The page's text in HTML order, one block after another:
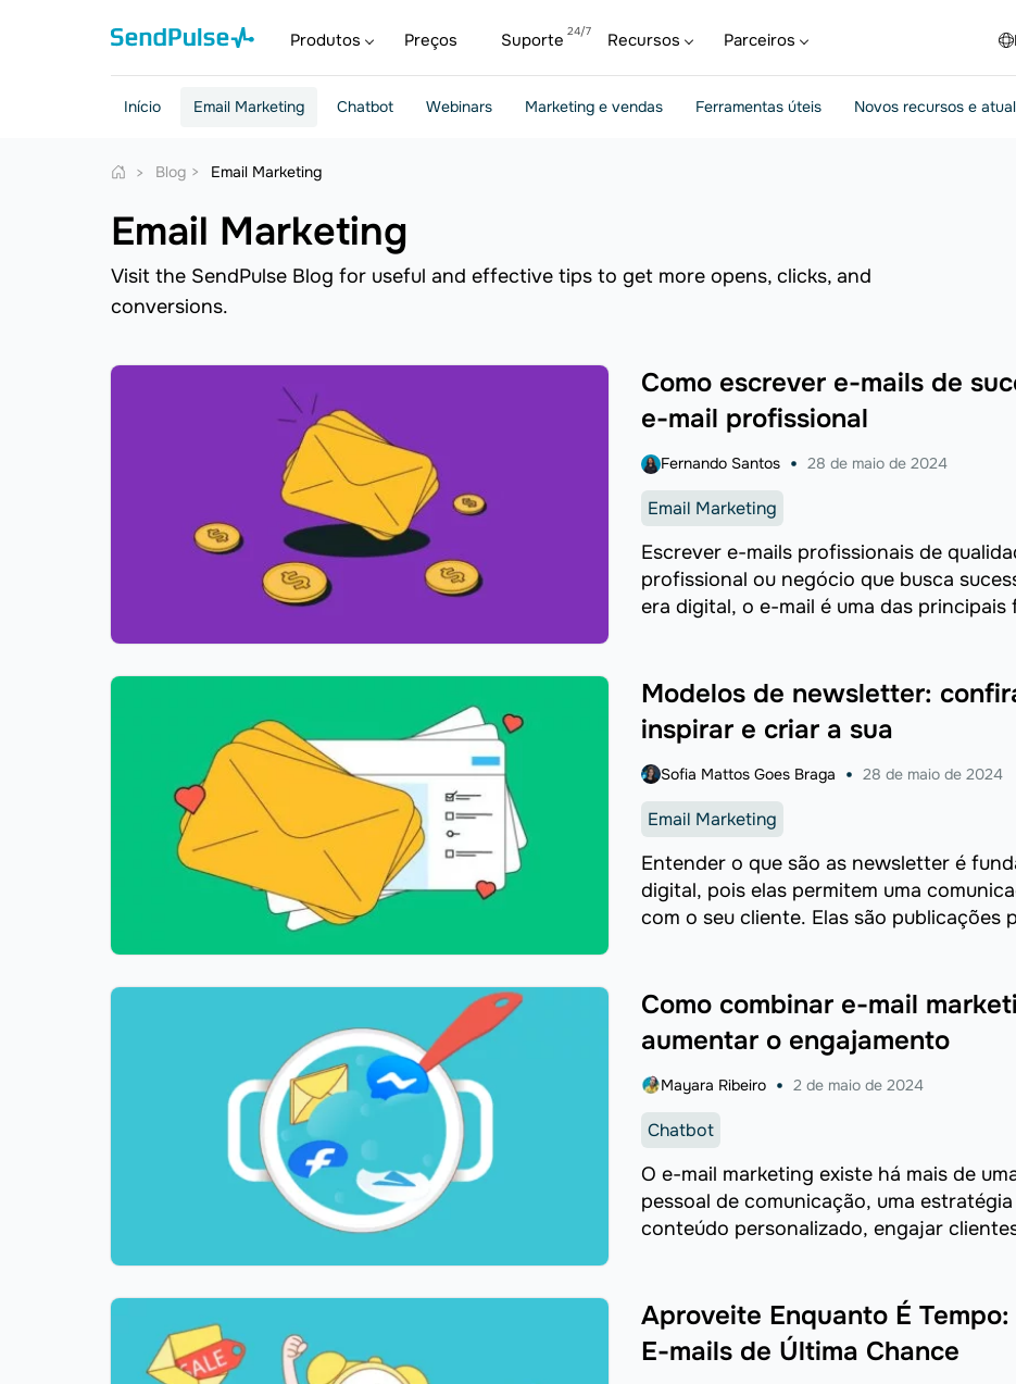
Produtos Preços Suporte Recursos Parceiros
Início Email Marketing Chatbot Webinars Marketing e vendas Ferramentas úteis Novos recursos e
Blog Email Marketing
Email Marketing
Visit the SendPulse Blog for useful and effective tips to get more opens, clicks, and
conversions.
Como escrever e-mails de
e-mail profissional
Fernando Santos 28 de maio de 2024
Email Marketing
Escrever e-mails profissionais de
profissional ou negócio que busca
era digital, o e-mail é uma das
Modelos de newsletter:
inspirar e criar a sua
Sofia Mattos Goes Braga 28 de maio de 2024
Email Marketing
Entender o que são as newsletter é
digital, pois elas permitem uma
com o seu cliente. Elas são
Como combinar e-mail
aumentar o engajamento
Mayara Ribeiro 2 de maio de 2024
Chatbot
O e-mail marketing existe há mais de
pessoal de comunicação, uma
conteúdo personalizado, engajar
Aproveite Enquanto É
E-mails de Última Chance